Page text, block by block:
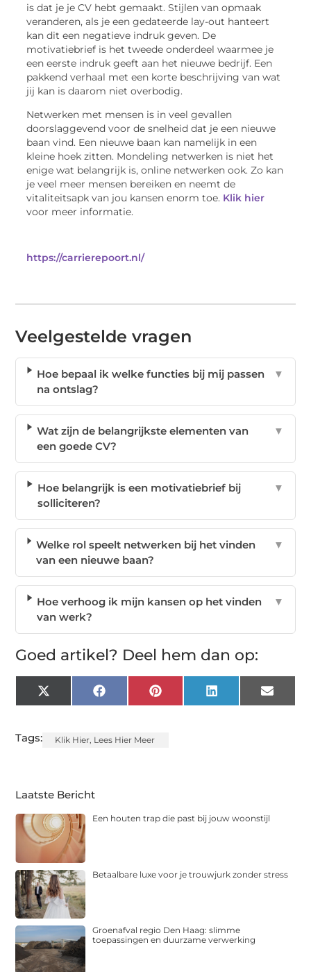
is dat je je CV hebt gemaakt. Stijlen van opmaak
veranderen, als je een gedateerde lay-out hanteert
kan dit een negatieve indruk geven. De
motivatiebrief is het tweede onderdeel waarmee je
een eerste indruk geeft aan het nieuwe bedrijf. Een
pakkend verhaal met een korte beschrijving van wat
jij kan is daarom niet overbodig.
Netwerken met mensen is in veel gevallen
doorslaggevend voor de snelheid dat je een nieuwe
baan vind. Een nieuwe baan kan namelijk in een
kleine hoek zitten. Mondeling netwerken is niet het
enige wat belangrijk is, online netwerken ook. Zo kan
je veel meer mensen bereiken en neemt de
vitaliteitsapk van jou kansen enorm toe. Klik hier
voor meer informatie.
https://carrierepoort.nl/
Veelgestelde vragen
Hoe bepaal ik welke functies bij mij passen
na ontslag?
▼
Wat zijn de belangrijkste elementen van
een goede CV?
▼
Hoe belangrijk is een motivatiebrief bij
solliciteren?
▼
Welke rol speelt netwerken bij het vinden
van een nieuwe baan?
▼
Hoe verhoog ik mijn kansen op het vinden
van werk?
▼
Goed artikel? Deel hem dan op:
X
(Twitter)
FacebookPinterest LinkedIn Email
Tags: Klik Hier, Lees Hier Meer
Laatste Bericht
Een houten trap die past bij jouw woonstijl
Betaalbare luxe voor je trouwjurk zonder stress
Groenafval regio Den Haag: slimme
toepassingen en duurzame verwerking